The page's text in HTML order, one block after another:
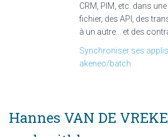
CRM, PIM, etc. dans
fichier, des API, des
à un autre... et des
Synchroniser ses
akeneo/batch
Hannes VAN DE